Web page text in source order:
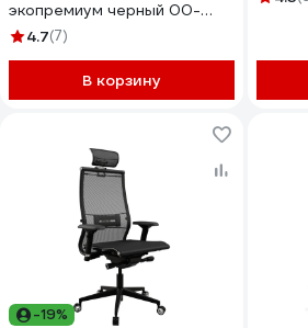
экопремиум черный 00-
07158667
4.7(7)
В корзину
-19%